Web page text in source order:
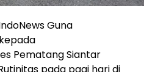
Guna
Pematang Siantar